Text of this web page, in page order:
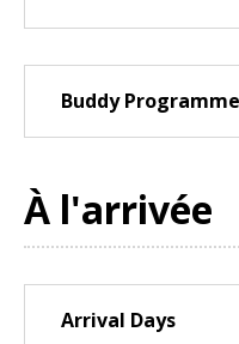
Buddy Programme
À l'arrivée
Arrival Days